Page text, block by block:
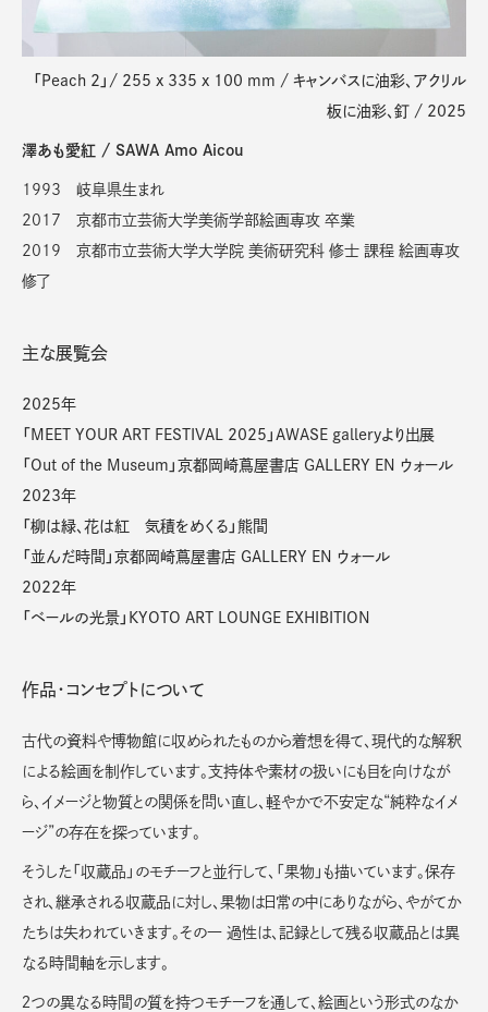
「Peach 2」/ 255 x 335 x 100 mm / キャンバスに油彩、アクリル
板に油彩、釘 / 2025
澤あも愛紅 / SAWA Amo Aicou
1993 岐阜県生まれ
2017 京都市立芸術大学美術学部絵画専攻 卒業
2019 京都市立芸術大学大学院 美術研究科 修士 課程 絵画専攻
修了
主な展覧会
2025年
「MEET YOUR ART FESTIVAL 2025」AWASE galleryより出展
「Out of the Museum」京都岡崎蔦屋書店 GALLERY EN ウォール
2023年
「柳は緑、花は紅 気積をめくる」熊間
「並んだ時間」京都岡崎蔦屋書店 GALLERY EN ウォール
2022年
「ベールの光景」KYOTO ART LOUNGE EXHIBITION
作品・コンセプトについて
古代の資料や博物館に収められたものから着想を得て、現代的な解釈
による絵画を制作しています。支持体や素材の扱いにも目を向けなが
ら、イメージと物質との関係を問い直し、軽やかで不安定な“純粋なイメ
ージ”の存在を探っています。
そうした「収蔵品」のモチーフと並行して、「果物」も描いています。保存
され、継承される収蔵品に対し、果物は日常の中にありながら、やがてか
たちは失われていきます。その一 過性は、記録として残る収蔵品とは異
なる時間軸を示します。
２つの異なる時間の質を持つモチーフを通して、絵画という形式のなか